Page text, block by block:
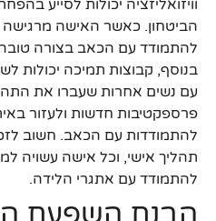
וויזואליזציה יכולות לסייע
הביטחון. כאשר האישה מרגישה
להתמודד עם הכאב בצורה טובה
בנוסף, קבוצות תמיכה יכולות
עם נשים אחרות שעברו את
פרספקטיבות חדשות ולעזור
להתמודדות עם הכאב. חשוב
תהליך אישי, וכל אישה עשויה
להתמודד עם אתגרי הלידה.